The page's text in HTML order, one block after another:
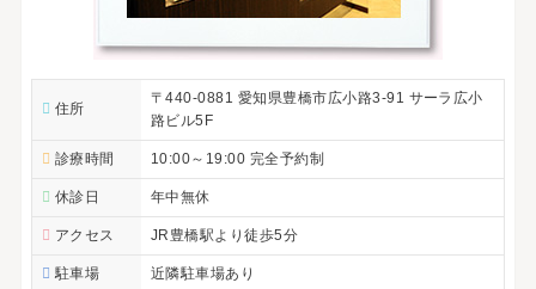
住所
〒440-0881 愛知県豊橋市広小路3-91 サーラ広小
路ビル5F
診療時間 10:00～19:00 完全予約制
休診日 年中無休
アクセス JR豊橋駅より徒歩5分
駐車場 近隣駐車場あり